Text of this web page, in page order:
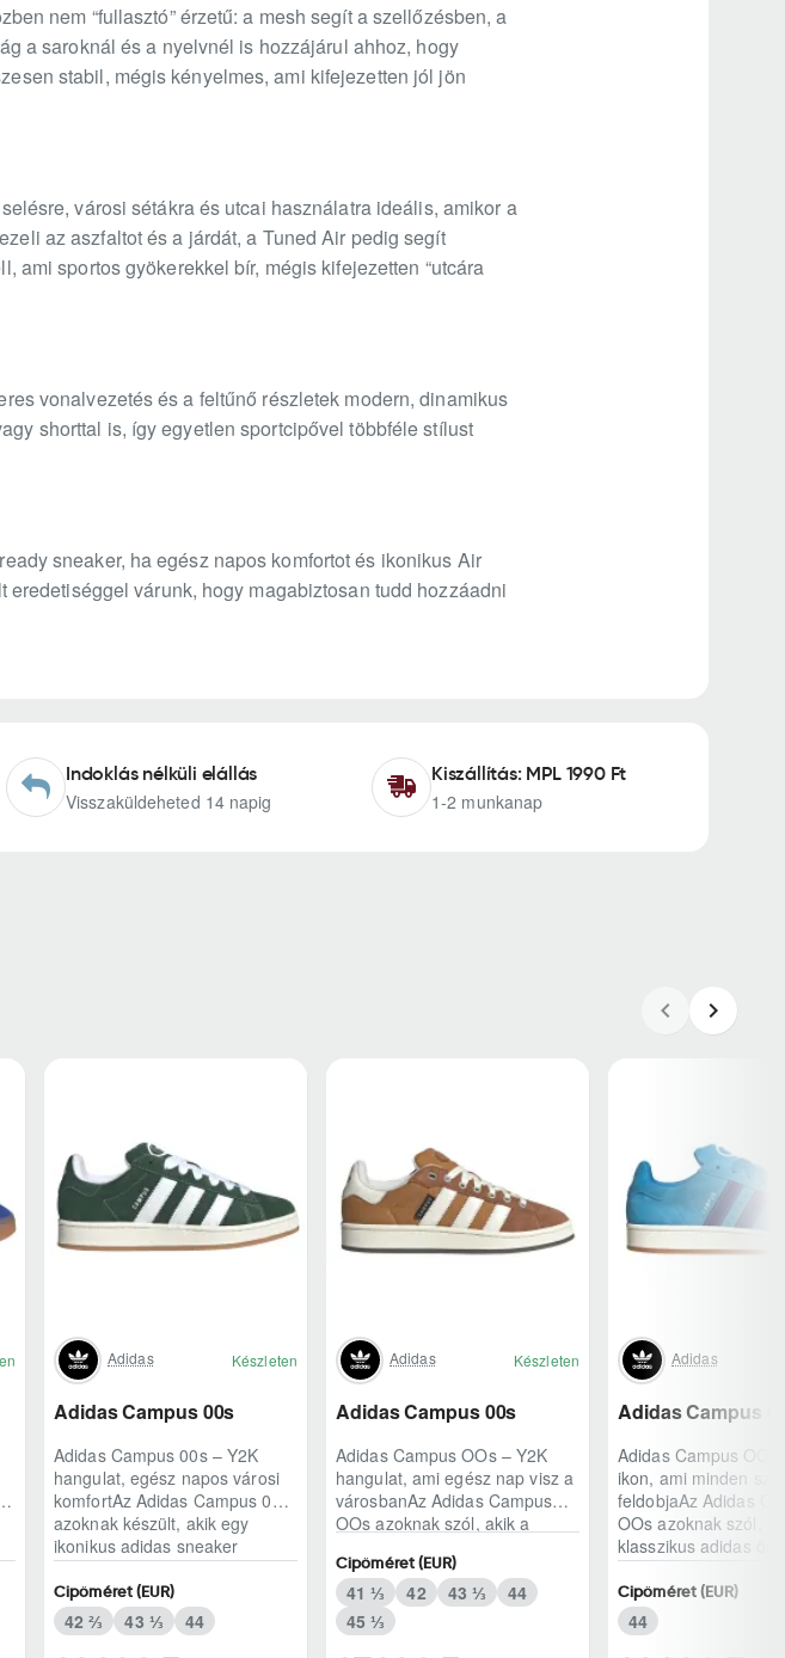
nem “fullasztó” érzetű: a mesh segít a szellőzésben, a
a saroknál és a nyelvnél is hozzájárul ahhoz, hogy
stabil, mégis kényelmes, ami kifejezetten jól jön
városi sétákra és utcai használatra ideális, amikor a
az aszfaltot és a járdát, a Tuned Air pedig segít
ami sportos gyökerekkel bír, mégis kifejezetten “utcára
vonalvezetés és a feltűnő részletek modern, dinamikus
shorttal is, így egyetlen sportcipővel többféle stílust
sneaker, ha egész napos komfortot és ikonikus Air
várunk, hogy magabiztosan tudd hozzáadni
Indoklás nélküli elállás
Visszaküldeheted 14 napig
Kiszállítás: MPL 1990 Ft
1-2 munkanap
Adidas Készleten
Adidas Campus 00s
Adidas Campus 00s – Y2K
hangulat, egész napos városi
komfortAz Adidas Campus 00s
azoknak készült, akik egy
ikonikus adidas sneaker
karakterét keresik,..
Cipőméret (EUR)
42 ⅔ 43 ⅓ 44
Adidas Készleten
Adidas Campus 00s
Adidas Campus OOs – Y2K
hangulat, ami egész nap visz a
városbanAz Adidas Campus
OOs azoknak szól, akik a
modern, kétezres ..
Cipőméret (EUR)
41 ⅓ 42 43 ⅓
44
45 ⅓
Adidas
Adidas Campus
Adidas Campus OOs
ikon, ami minden
feldobjaAz Adidas
OOs azoknak szól,
klasszikus adidas
modern, kétezres..
Cipőméret (EUR)
44